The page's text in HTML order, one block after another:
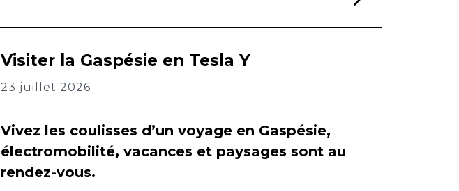
Visiter la Gaspésie en Tesla Y
23 juillet 2026
Vivez les coulisses d’un voyage en Gaspésie,
électromobilité, vacances et paysages sont au
rendez-vous.